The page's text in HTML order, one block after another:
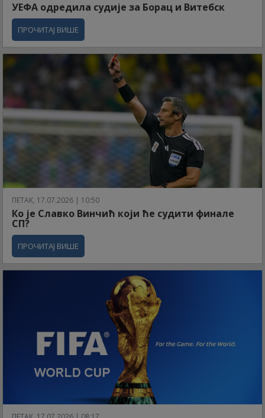
УЕФА одредила судије за Борац и Витебск
ПРОЧИТАЈ ВИШЕ
ПЕТАК, 17.07.2026 | 10:50
Ко је Славко Винчић који ће судити финале
СП?
ПРОЧИТАЈ ВИШЕ